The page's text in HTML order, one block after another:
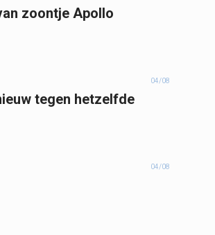
zoontje Apollo
04/08
tegen hetzelfde
04/08